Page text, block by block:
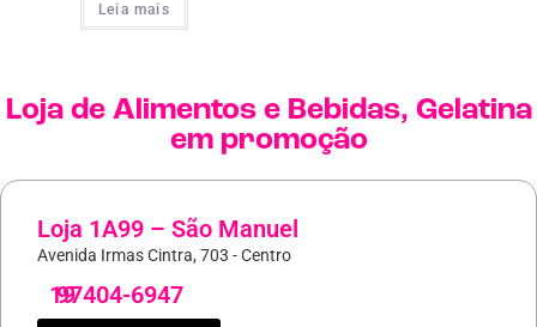
Leia mais
Loja de Alimentos e Bebidas, Gelatina
em promoção
Loja 1A99 – São Manuel
Avenida Irmas Cintra, 703 - Centro
19
97404-6947